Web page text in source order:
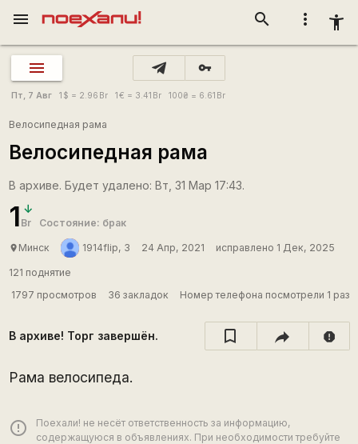
more_vert accessibility_new
search
menu
vpn_key
Пт, 7 Авг 1 $ = 2.96 Br 1€ = 3.41 Br 100₴ = 6.61 Br
Велосипедная рама
Велосипедная рама
В архиве. Будет удалено: Вт, 31 Мар 17:43.
1 Br Состояние: брак
place Минск 1914flip, 3 24 Апр, 2021 исправлено 1 Дек, 2025
121 поднятие
1797 просмотров
36 закладок Номер телефона посмотрели 1 раз
В архиве! Торг завершён. report
Рама велосипеда.
error_outline
Поехали! не несёт ответственность за информацию,
содержащуюся в объявлениях. При необходимости требуйте